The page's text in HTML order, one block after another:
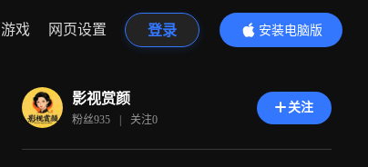
游戏 网页设置 登录
安装电脑版
内容更精彩
影视赏颜
粉丝935 | 关注0
关注